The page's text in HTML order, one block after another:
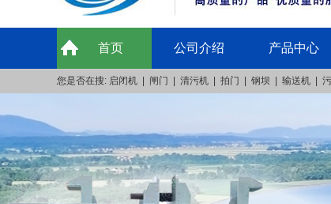
首页 公司介绍 产品中心
您是否在搜: 启闭机 闸门 清污机 拍门 钢坝 输送机